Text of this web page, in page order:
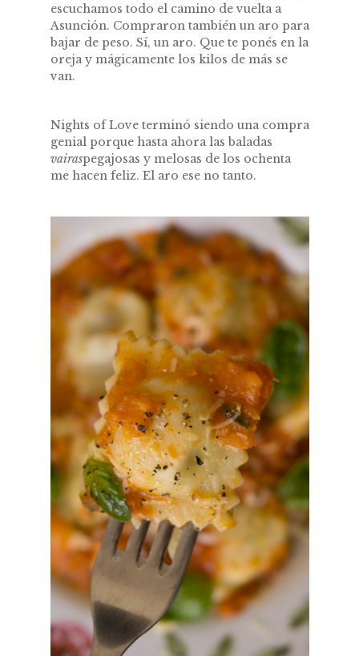
escuchamos todo el camino de vuelta a
Asunción. Compraron también un aro para
bajar de peso. Sí, un aro. Que te ponés en la
oreja y mágicamente los kilos de más se
van.
Nights of Love terminó siendo una compra
genial porque hasta ahora las baladas
vairaspegajosas y melosas de los ochenta
me hacen feliz. El aro ese no tanto.